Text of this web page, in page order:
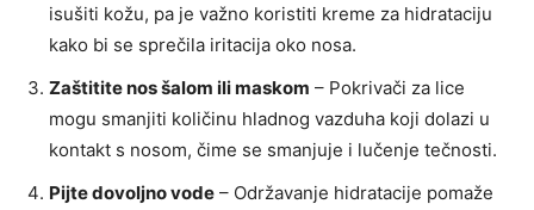
isušiti kožu, pa je važno koristiti kreme za hidrataciju
kako bi se sprečila iritacija oko nosa.
Zaštitite nos šalom ili maskom – Pokrivači za lice
mogu smanjiti količinu hladnog vazduha koji dolazi u
kontakt s nosom, čime se smanjuje i lučenje tečnosti.
Pijte dovoljno vode – Održavanje hidratacije pomaže